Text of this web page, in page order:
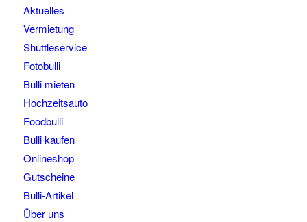
Aktuelles
Vermietung
Shuttleservice
Fotobulli
Bulli mieten
Hochzeitsauto
Foodbulli
Bulli kaufen
Onlineshop
Gutscheine
Bulli-Artikel
Über uns